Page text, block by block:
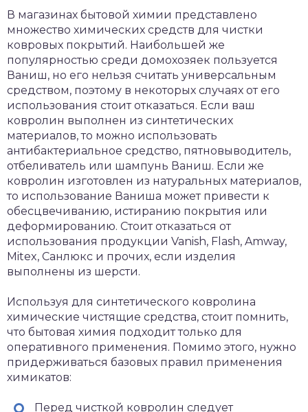
В магазинах бытовой химии представлено
множество химических средств для чистки
ковровых покрытий. Наибольшей же
популярностью среди домохозяек пользуется
Ваниш, но его нельзя считать универсальным
средством, поэтому в некоторых случаях от его
использования стоит отказаться. Если ваш
ковролин выполнен из синтетических
материалов, то можно использовать
антибактериальное средство, пятновыводитель,
отбеливатель или шампунь Ваниш. Если же
ковролин изготовлен из натуральных материалов,
то использование Ваниша может привести к
обесцвечиванию, истиранию покрытия или
деформированию. Стоит отказаться от
использования продукции Vanish, Flash, Amway,
Mitex, Санлюкс и прочих, если изделия
выполнены из шерсти.
Используя для синтетического ковролина
химические чистящие средства, стоит помнить,
что бытовая химия подходит только для
оперативного применения. Помимо этого, нужно
придерживаться базовых правил применения
химикатов:
Перед чисткой ковролин следует